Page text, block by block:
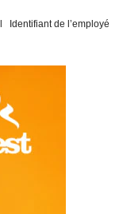
Identifiant de l’employé